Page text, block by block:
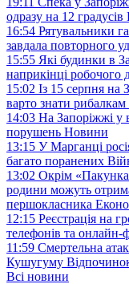
одразу на 12 градусів
16:54 Рятувальники
завдала повторного
15:55 Які будинки в
наприкінці робочого
15:02 Із 15 серпня на
варто знати рибалкам
14:03 На Запоріжжі у
порушень Новини
13:15 У Марганці
багато поранених
13:02 Окрім «Пакунка
родини можуть
першокласника
12:15 Реєстрація на
телефонів та онлайн-
11:59 Смертельна
Кушугуму
Всі новини